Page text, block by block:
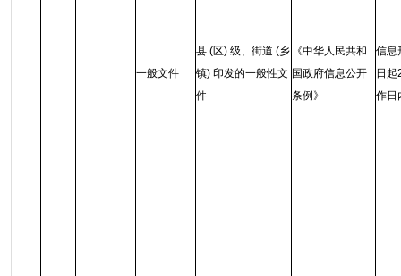
一般文件
县 (区) 级、街道 (乡
镇) 印发的一般性文
件
《中华人民共和
国政府信息公开
条例 》
信息
日起
作日